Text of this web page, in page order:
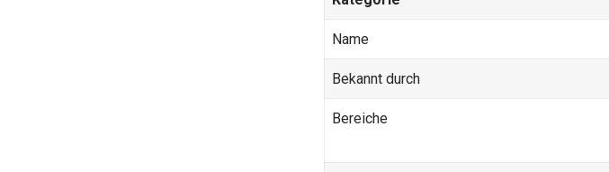
Name
Bekannt durch
Bereiche